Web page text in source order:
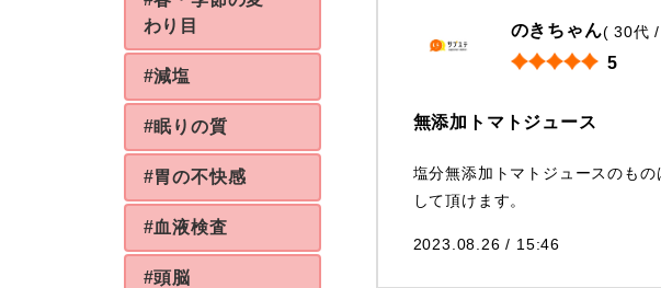
わり目
#減塩
#眠りの質
#胃の不快感
#血液検査
#頭脳
のきちゃん( 30代
5
無添加トマトジュース
塩分無添加トマトジュースのも
して頂けます。
2023.08.26 / 15:46